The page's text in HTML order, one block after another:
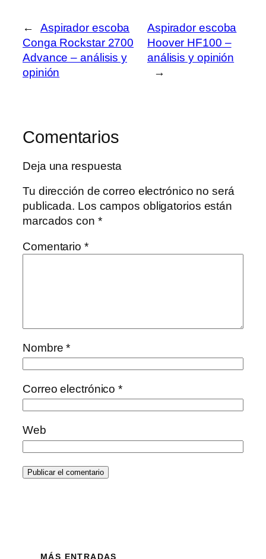
←
Aspirador escoba
Conga Rockstar 2700
Advance – análisis y
opinión
Aspirador escoba
Hoover HF100 –
análisis y opinión
→
Comentarios
Deja una respuesta
Tu dirección de correo electrónico no será
publicada. Los campos obligatorios están
marcados con *
Comentario *
Nombre*
Correo electrónico*
Web
MÁS ENTRADAS